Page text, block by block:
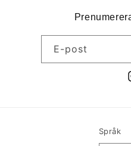
E-post
Språk